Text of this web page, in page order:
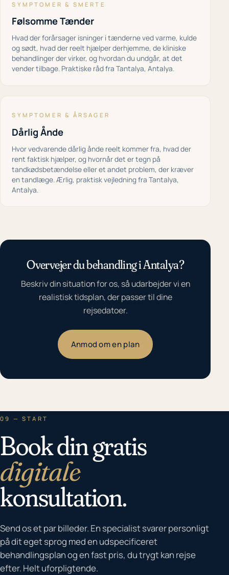
SYMPTOMER & SMERTE
Følsomme Tænder
Hvad der forårsager isninger i tænderne ved varme, kulde
og sødt, hvad der reelt hjælper derhjemme, de kliniske
behandlinger der virker, og hvordan du undgår, at det
vender tilbage. Praktiske råd fra Tantalya, Antalya.
SYMPTOMER & ÅRSAGER
Dårlig Ånde
Hvor vedvarende dårlig ånde reelt kommer fra, hvad der
rent faktisk hjælper, og hvornår det er tegn på
tandkødsbetændelse eller et andet problem, der kræver
en tandlæge. Ærlig, praktisk vejledning fra Tantalya,
Antalya.
Overvejer du behandling i Antalya?
Beskriv din situation for os, så udarbejder vi en
realistisk tidsplan, der passer til dine
rejsedatoer.
Anmod om en plan
09 — START
Book din gratis
digitale
konsultation.
Send os et par billeder. En specialist svarer personligt
på dit eget sprog med en udspecificeret
behandlingsplan og en fast pris, du trygt kan rejse
efter. Helt uforpligtende.